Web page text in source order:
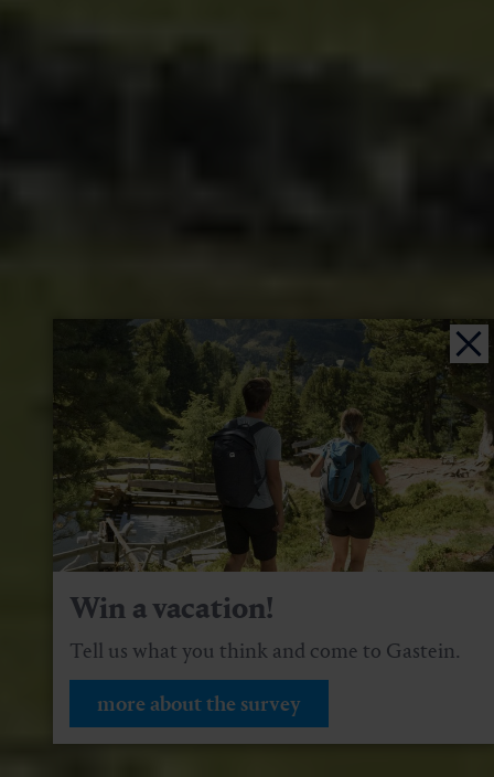
Win a vacation!
Tell us what you think and come to Gastein.
more about the survey